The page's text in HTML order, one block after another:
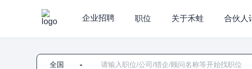
企业招聘 职位 关于禾蛙 合伙人
全国